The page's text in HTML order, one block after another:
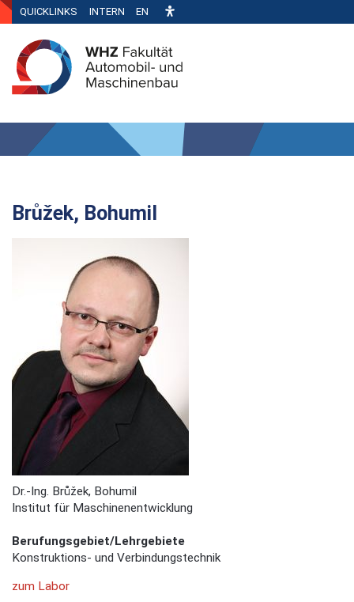
QUICKLINKS INTERN EN
Brůžek, Bohumil
Dr.-Ing. Brůžek, Bohumil
Institut für Maschinenentwicklung
Berufungsgebiet/Lehrgebiete
Konstruktions- und Verbindungstechnik
zum Labor